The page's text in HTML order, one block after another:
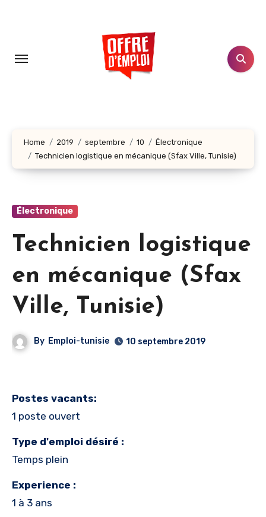
principal
Home 2019 septembre 10
Électronique
Technicien logistique en mécanique (Sfax Ville, Tunisie)
Électronique
Technicien logistique
en mécanique (Sfax
Ville, Tunisie)
By Emploi-tunisie 10 septembre 2019
Postes vacants:
1 poste ouvert
Type d'emploi désiré :
Temps plein
Experience :
1 à 3 ans